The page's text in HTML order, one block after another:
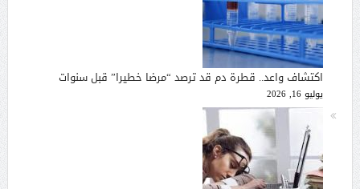
اكتشاف واعد.. قطرة دم قد ترصد “مرضا خطيرا” قبل سنوات
يوليو 16, 2026